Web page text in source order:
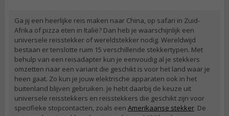
Ga jij een heerlijke reis maken naar China, op safari in Zuid-
Afrika of pizza eten in Italië? Dan heb je waarschijnlijk een
universele reisstekker of wereldstekker nodig. Wereldwijd
bestaan er tenslotte ruim 15 verschillende stekkertypen. Met
behulp van een reisadapter kun je eenvoudig al je stekkers
omzetten naar een variant die geschikt is voor het land waar je
heen gaat. Zo kun je jouw elektrische apparaten ook in het
buitenland blijven gebruiken. Je hebt daarbij de keuze uit
universele reisstekkers en reisstekkers die geschikt zijn voor
specifieke stopcontacten, zoals een Amerikaanse stekker. De